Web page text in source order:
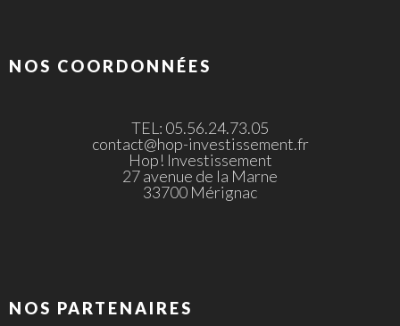
NOS COORDONNÉES
TEL: 05.56.24.73.05
contact@hop-investissement.fr
Hop! Investissement
27 avenue de la Marne
33700 Mérignac
NOS PARTENAIRES